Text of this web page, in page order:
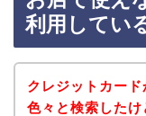
利用してい
クレジットカー
色々と検索した